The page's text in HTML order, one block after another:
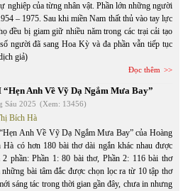
nghiệp của từng nhân vật. Phần lớn những người
– 1975. Sau khi miền Nam thất thủ vào tay lực
đều bị giam giữ nhiều năm trong các trại cải tạo
người đã sang Hoa Kỳ và đa phần vẫn tiếp tục
giả)
Đọc thêm
Anh Về Vỹ Dạ Ngắm Mưa Bay”
Sáu 2025 (Xem: 13456)
Bích Hà
Anh Về Vỹ Dạ Ngắm Mưa Bay” của Hoàng
Hà có hơn 180 bài thơ dài ngắn khác nhau được
2 phần: Phần 1: 80 bài thơ, Phần 2: 116 bài thơ
bài tâm đắc được chọn lọc ra từ 10 tập thơ
sáng tác trong thời gian gần đây, chưa in nhưng